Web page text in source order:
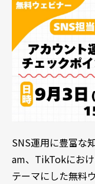
SNS運用に豊富な
am、 TikTokにお
テーマにした無料